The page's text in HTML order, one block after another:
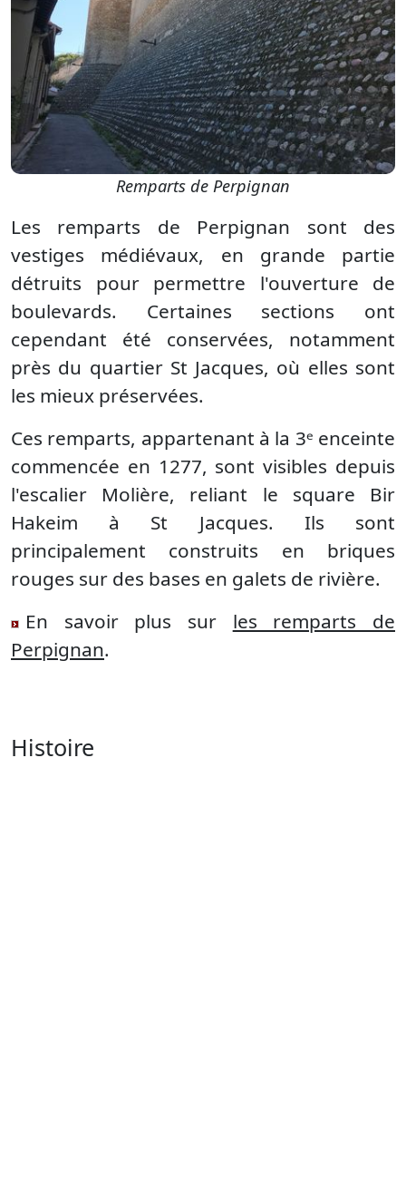
Remparts de Perpignan
Les remparts de Perpignan sont des
vestiges médiévaux, en grande partie
détruits pour permettre l'ouverture de
boulevards. Certaines sections ont
cependant été conservées, notamment
près du quartier St Jacques, où elles sont
les mieux préservées.
Ces remparts, appartenant à la 3ᵉ enceinte
commencée en 1277, sont visibles depuis
l'escalier Molière, reliant le square Bir
Hakeim à St Jacques. Ils sont
principalement construits en briques
rouges sur des bases en galets de rivière.
En savoir plus sur les remparts de
Perpignan.
Histoire